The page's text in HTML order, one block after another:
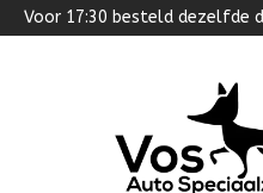
Voor 17:30 besteld dezelfde